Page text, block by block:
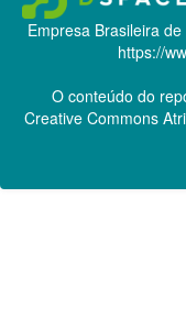
Empresa Brasileira
https://
O conteúdo do
Creative Commons